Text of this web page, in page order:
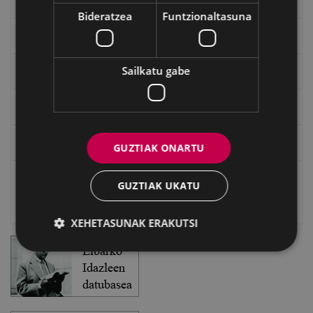
Txostenak eta dokumentuak
Eibarko Fonoteka
Eibarko Idazlanen Datu-basea
Bideratzea Funtzionaltasuna
Sailkatu gabe
GUZTIAK ONARTU
GUZTIAK UKATU
XEHETASUNAK ERAKUTSI